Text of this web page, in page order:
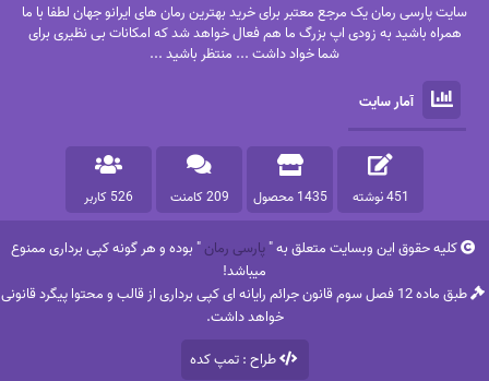
سایت پارسی رمان یک مرجع معتبر برای خرید بهترین رمان های ایرانو جهان لطفا با ما
همراه باشید به زودی اپ بزرگ ما هم فعال خواهد شد که امکانات بی نظیری برای
شما خواد داشت ... منتظر باشید ...
آمار سایت
451 نوشته 1435 محصول 209 کامنت 526 کاربر
کلیه حقوق این وبسایت متعلق به "پارسی رمان" بوده و هر گونه کپی برداری ممنوع
میباشد!
طبق ماده 12 فصل سوم قانون جرائم رایانه ای کپی برداری از قالب و محتوا پیگرد قانونی
خواهد داشت.
طراح : تمپ کده